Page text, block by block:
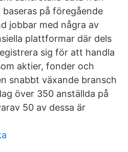
på föregående
jobbar med några av
plattformar där dels
sig för att handla
aktier, fonder och
snabbt växande bransch
över 350 anställda på
50 av dessa är